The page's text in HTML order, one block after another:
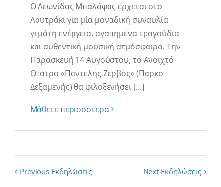
​Ο Λεωνίδας Μπαλάφας έρχεται στο
Λουτράκι για μία μοναδική συναυλία
γεμάτη ενέργεια, αγαπημένα τραγούδια
και αυθεντική μουσική ατμόσφαιρα. ​Την
Παρασκευή 14 Αυγούστου, το Ανοιχτό
Θέατρο «Παντελής Ζερβός» (Πάρκο
Δεξαμενής) θα φιλοξενήσει [...]
Μάθετε περισσότερα
Εκδηλώσεις
Previous Εκδηλώσεις Next Εκδηλώσεις